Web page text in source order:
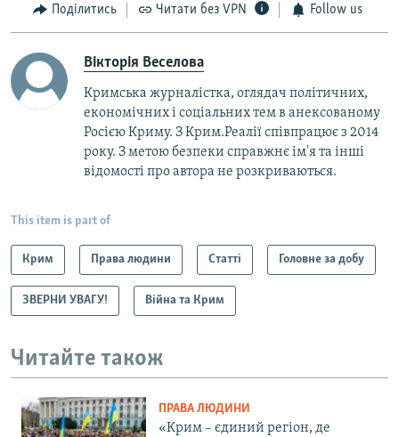
Поділитись Читати без VPN Follow us
Вікторія Веселова
Кримська журналістка, оглядач політичних,
економічних і соціальних тем в анексованому
Росією Криму. З Крим.Реалії співпрацює з 2014
року. З метою безпеки справжнє ім'я та інші
відомості про автора не розкриваються.
This item is part of
Крим Права людини Статті Головне за добу
ЗВЕРНИ УВАГУ! Війна та Крим
Читайте також
ПРАВА ЛЮДИНИ
«Крим – єдиний регіон, де